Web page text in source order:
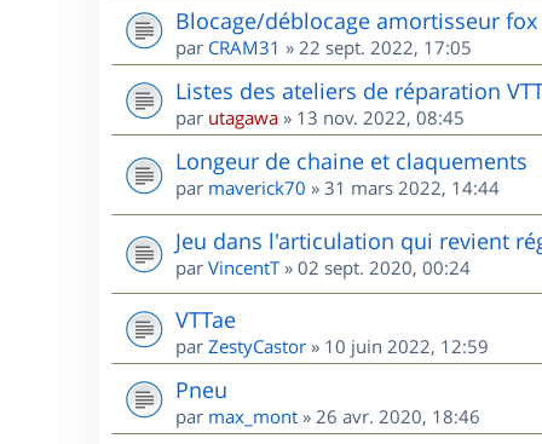
Blocage/déblocage amortisseur
par CRAM31 » 22 sept. 2022, 17:05
Listes des ateliers de réparation
par utagawa » 13 nov. 2022, 08:45
Longeur de chaine et claquements
par maverick70 » 31 mars 2022, 14:44
Jeu dans l'articulation qui revient
par VincentT» 02 sept. 2020, 00:24
VTTae
par ZestyCastor » 10 juin 2022, 12:59
Pneu
par max_mont » 26 avr. 2020, 18:46